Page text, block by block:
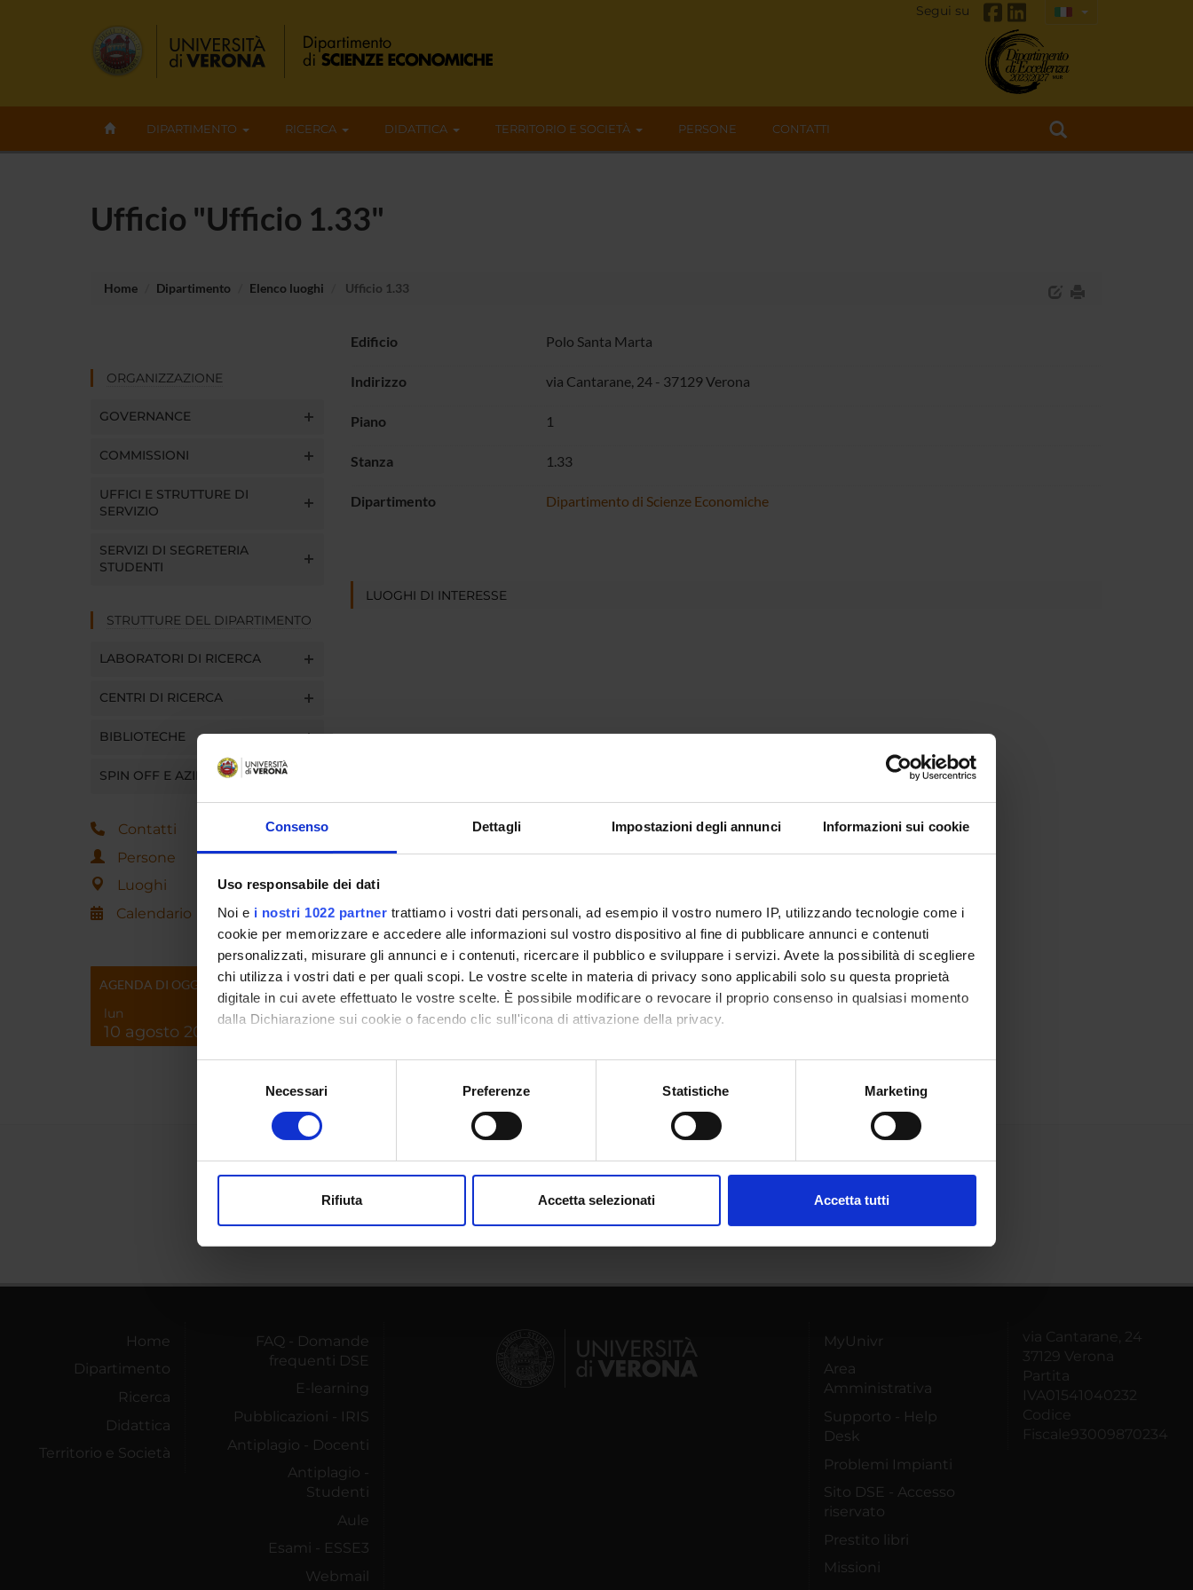
Consenso Dettagli Impostazioni degli annunci Informazioni sui cookie
Uso responsabile dei dati
Noi e i nostri 1022 partner trattiamo i vostri dati personali, ad esempio il vostro numero IP, utilizzando tecnologie come i
cookie per memorizzare e accedere alle informazioni sul vostro dispositivo al fine di pubblicare annunci e contenuti
personalizzati, misurare gli annunci e i contenuti, ricercare il pubblico e sviluppare i servizi. Avete la possibilità di scegliere
chi utilizza i vostri dati e per quali scopi. Le vostre scelte in materia di privacy sono applicabili solo su questa proprietà
digitale in cui avete effettuato le vostre scelte. È possibile modificare o revocare il proprio consenso in qualsiasi momento
dalla Dichiarazione sui cookie o facendo clic sull'icona di attivazione della privacy.
Con il tuo consenso, vorremmo anche:
raccogliere informazioni sulla tua posizione geografica, con un'approssimazione di qualche metro,
digitali).
modificare o ritirare il tuo consenso in qualsiasi momento dalla Dichiarazione sui cookie.
Necessari Preferenze Statistiche Marketing
Rifiuta Accetta selezionati Accetta tutti
Segui su
DIPARTIMENTO RICERCA DIDATTICA TERRITORIO E SOCIETÀ PERSONE CONTATTI
Ufficio "Ufficio 1.33"
Home Dipartimento Elenco luoghi Ufficio 1.33
ORGANIZZAZIONE
GOVERNANCE
COMMISSIONI
UFFICI E STRUTTURE DI
SERVIZIO
SERVIZI DI SEGRETERIA
STUDENTI
STRUTTURE DEL DIPARTIMENTO
LABORATORI DI RICERCA
CENTRI DI RICERCA
BIBLIOTECHE
SPIN OFF E AZIENDE
Contatti
Persone
Luoghi
Calendario
AGENDA DI OGGI
lun
10 agosto 2026
Edificio Polo Santa Marta
Indirizzo via Cantarane, 24 - 37129 Verona
Piano 1
Stanza 1.33
Dipartimento Dipartimento di Scienze Economiche
LUOGHI DI INTERESSE
Home
Dipartimento
Ricerca
Didattica
Territorio e Società
FAQ - Domande
frequenti DSE
E-learning
Pubblicazioni - IRIS
Antiplagio - Docenti
Antiplagio -
Studenti
Aule
Esami - ESSE3
Webmail
MyUnivr
Area
Amministrativa
Supporto - Help
Desk
Problemi Impianti
Sito DSE - Accesso
riservato
Prestito libri
Missioni
via Cantarane, 24
37129 Verona
Partita
IVA01541040232
Codice
Fiscale93009870234